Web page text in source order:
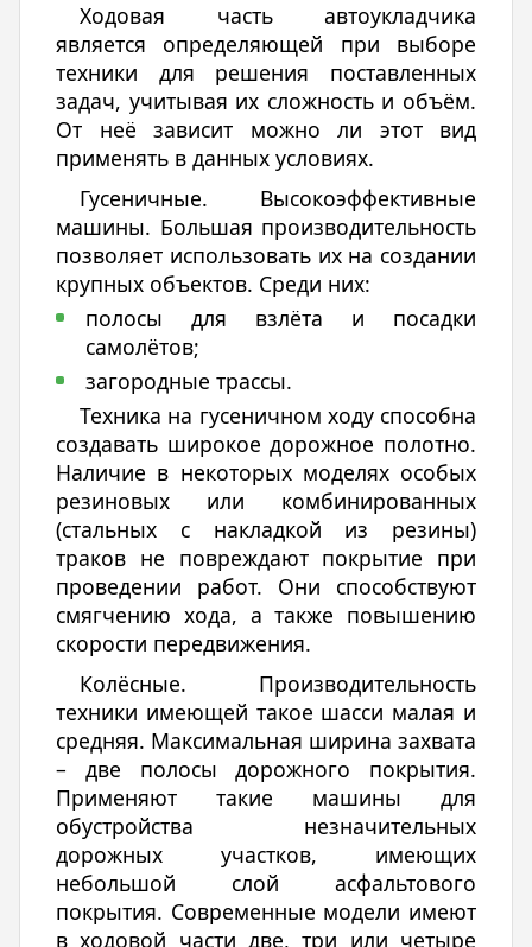
Ходовая часть автоукладчика
является определяющей при выборе
техники для решения поставленных
задач, учитывая их сложность и объём.
От неё зависит можно ли этот вид
применять в данных условиях.
Гусеничные. Высокоэффективные
машины. Большая производительность
позволяет использовать их на создании
крупных объектов. Среди них:
полосы для взлёта и посадки
самолётов;
загородные трассы.
Техника на гусеничном ходу способна
создавать широкое дорожное полотно.
Наличие в некоторых моделях особых
резиновых или комбинированных
(стальных с накладкой из резины)
траков не повреждают покрытие при
проведении работ. Они способствуют
смягчению хода, а также повышению
скорости передвижения.
Колёсные. Производительность
техники имеющей такое шасси малая и
средняя. Максимальная ширина захвата
– две полосы дорожного покрытия.
Применяют такие машины для
обустройства незначительных
дорожных участков, имеющих
небольшой слой асфальтового
покрытия. Современные модели имеют
в ходовой части две, три или четыре